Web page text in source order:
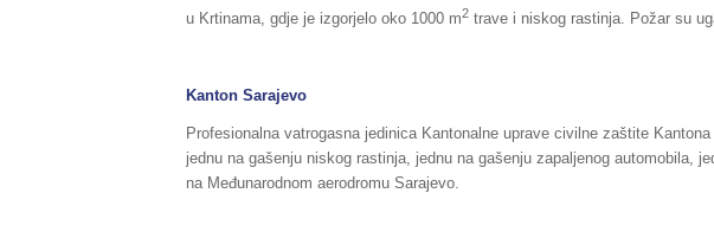
u Krtinama, gdje je izgorjelo oko 1000 m2 trave i niskog rastinja. Požar su
Kanton Sarajevo
Profesionalna vatrogasna jedinica Kantonalne uprave civilne zaštite
jednu na gašenju niskog rastinja, jednu na gašenju zapaljenog automobila,
na Međunarodnom aerodromu Sarajevo.